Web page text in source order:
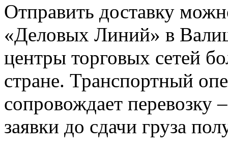
Отправить доставку
«Деловых Линий» в
центры торговых сетей
стране. Транспортный
сопровождает перевозку
заявки до сдачи груза